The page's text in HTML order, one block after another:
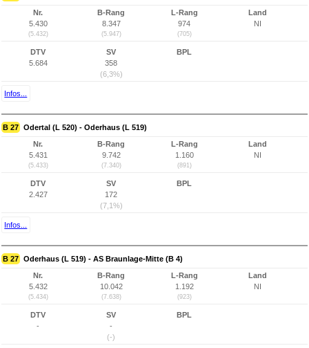
Nr.
5.430
(5.432)
B-Rang
8.347
(5.947)
L-Rang
974
(705)
Land
NI
DTV
5.684
SV
358
(6,3%)
BPL
Infos...
B 27 Odertal (L 520) - Oderhaus (L 519)
Nr.
5.431
(5.433)
B-Rang
9.742
(7.340)
L-Rang
1.160
(891)
Land
NI
DTV
2.427
SV
172
(7,1%)
BPL
Infos...
B 27 Oderhaus (L 519) - AS Braunlage-Mitte (B 4)
Nr.
5.432
(5.434)
B-Rang
10.042
(7.638)
L-Rang
1.192
(923)
Land
NI
DTV
-
SV
-
(-)
BPL